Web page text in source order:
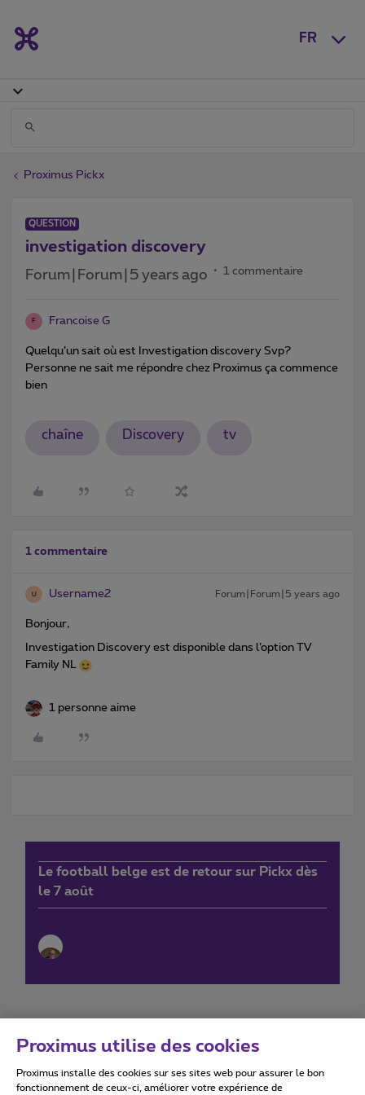
FR
Proximus Pickx
QUESTION
investigation discovery
Forum|Forum|5 years ago 1 commentaire
F Francoise G
Quelqu’un sait où est Investigation discovery Svp?
Personne ne sait me répondre chez Proximus ça commence
bien
chaîne Discovery tv
1 commentaire
Username2 Forum|Forum|5 years ago
Bonjour,
Investigation Discovery est disponible dans l’option TV
Family NL
1 personne aime
Le football belge est de retour sur Pickx dès
le 7 août
Conditions d'utilisation Accessibility statement
Proximus utilise des cookies
Proximus installe des cookies sur ses sites web pour assurer le bon
fonctionnement de ceux-ci, améliorer votre expérience de